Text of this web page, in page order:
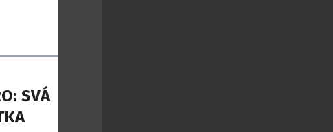
SVÁ